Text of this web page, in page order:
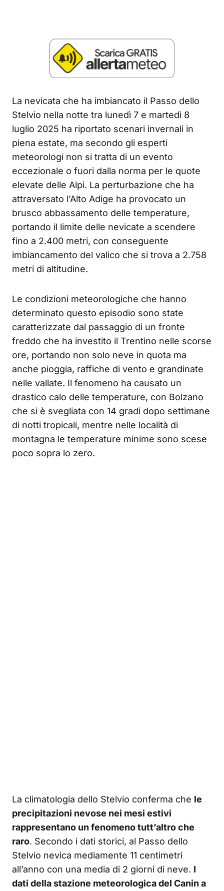
La nevicata che ha imbiancato il Passo dello
Stelvio nella notte tra lunedì 7 e martedì 8
luglio 2025 ha riportato scenari invernali in
piena estate, ma secondo gli esperti
meteorologi non si tratta di un evento
eccezionale o fuori dalla norma per le quote
elevate delle Alpi. La perturbazione che ha
attraversato l’Alto Adige ha provocato un
brusco abbassamento delle temperature,
portando il limite delle nevicate a scendere
fino a 2.400 metri, con conseguente
imbiancamento del valico che si trova a 2.758
metri di altitudine.
Le condizioni meteorologiche che hanno
determinato questo episodio sono state
caratterizzate dal passaggio di un fronte
freddo che ha investito il Trentino nelle scorse
ore, portando non solo neve in quota ma
anche pioggia, raffiche di vento e grandinate
nelle vallate. Il fenomeno ha causato un
drastico calo delle temperature, con Bolzano
che si è svegliata con 14 gradi dopo settimane
di notti tropicali, mentre nelle località di
montagna le temperature minime sono scese
poco sopra lo zero.
La climatologia dello Stelvio conferma che le
precipitazioni nevose nei mesi estivi
rappresentano un fenomeno tutt’altro che
raro. Secondo i dati storici, al Passo dello
Stelvio nevica mediamente 11 centimetri
all’anno con una media di 2 giorni di neve. I
dati della stazione meteorologica del Canin a